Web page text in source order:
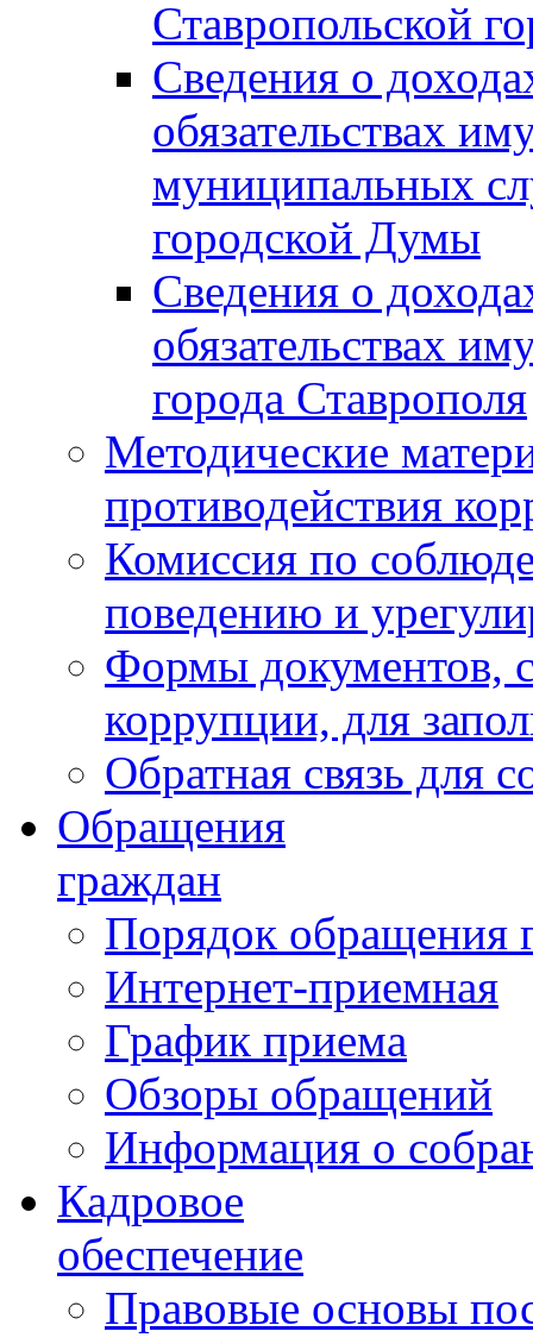
Ставропольской
Сведения о
обязательствах
муниципальных
городской Думы
Сведения о
обязательствах
города Ставрополя
Методические
противодействия
Комиссия по
поведению и
Формы документов,
коррупции, для
Обратная связь для
Обращения
граждан
Порядок обращения
Интернет-приемная
График приема
Обзоры обращений
Информация о
Кадровое
обеспечение
Правовые основы